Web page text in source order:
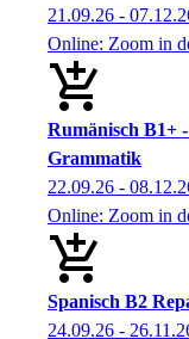
21.09.26 -
Online: Zoom in
Rumänisch B1+
Grammatik
22.09.26 -
Online: Zoom in
Spanisch B2
24.09.26 -